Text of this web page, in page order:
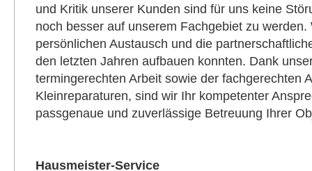
und Kritik unserer Kunden sind für uns keine
noch besser auf unserem Fachgebiet zu
persönlichen Austausch und die
den letzten Jahren aufbauen konnten. Dank
termingerechten Arbeit sowie der fachgerechten
Kleinreparaturen, sind wir Ihr kompetenter
passgenaue und zuverlässige Betreuung Ihrer
Hausmeister-Service